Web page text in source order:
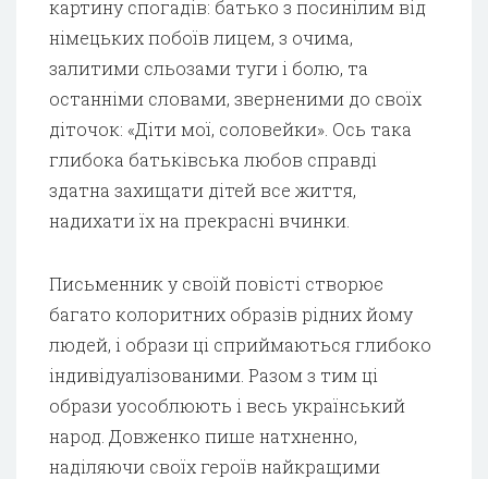
картину спогадів: батько з посинілим від
німецьких побоїв лицем, з очима,
залитими сльозами туги і болю, та
останніми словами, зверненими до своїх
діточок: «Діти мої, соловейки». Ось така
глибока батьківська любов справді
здатна захищати дітей все життя,
надихати їх на прекрасні вчинки.
Письменник у своїй повісті створює
багато колоритних образів рідних йому
людей, і образи ці сприймаються глибоко
індивідуалізованими. Разом з тим ці
образи уособлюють і весь український
народ. Довженко пише натхненно,
наділяючи своїх героїв найкращими